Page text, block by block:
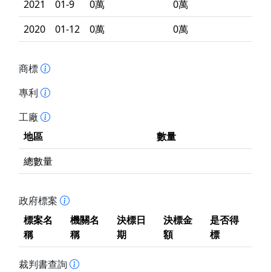
2021
01-9 0萬
0萬
2020
01-12 0萬 0萬
商標
專利
工廠
地區
數量
總數量
政府標案
標案名
稱
機關名
稱
決標日
期
決標金
額
是否得
標
裁判書查詢